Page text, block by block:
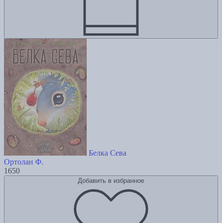
Белка Сева
Ортолан Ф.
1650
Добавить в избранное